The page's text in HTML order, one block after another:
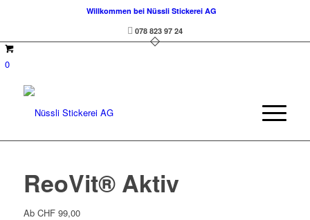
Willkommen bei Nüssli Stickerei AG
078 823 97 24
0
ReoVit® Aktiv
Ab CHF99,00